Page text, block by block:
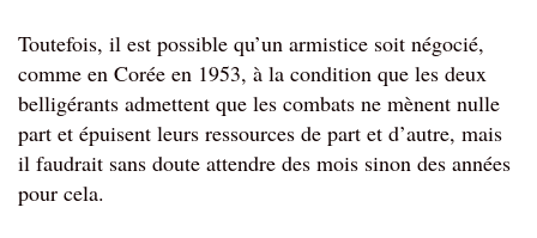
Toutefois, il est possible qu’un armistice soit négocié,
comme en Corée en 1953, à la condition que les deux
belligérants admettent que les combats ne mènent nulle
part et épuisent leurs ressources de part et d’autre, mais
il faudrait sans doute attendre des mois sinon des années
pour cela.